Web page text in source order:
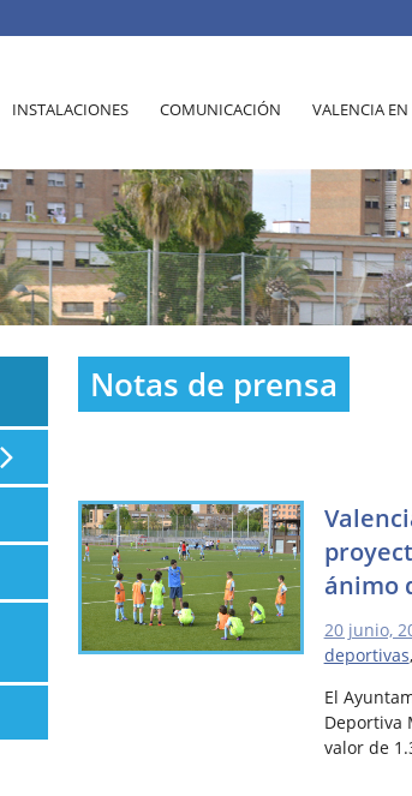
INSTALACIONES COMUNICACIÓN VALENCIA EN
Notas de prensa
ánimo
20 junio,
deportivas,
El
Deportiva
valor de